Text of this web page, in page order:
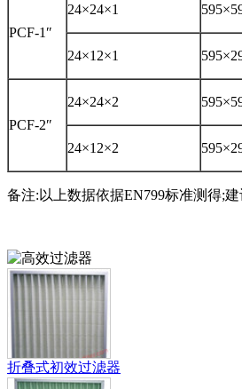
PCF-1″
24×24×1
24×12×1
PCF-2″
24×24×2
24×12×2
备注:以上数据依据EN799标准测得;
折叠式初效过滤器